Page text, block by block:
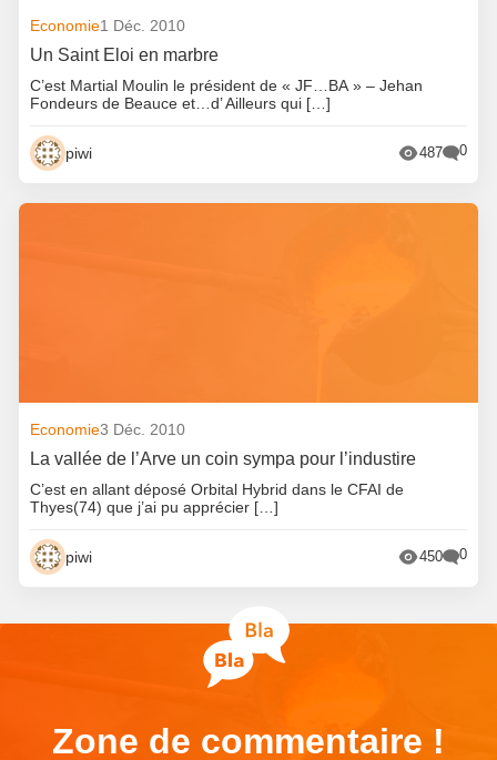
Economie1 Déc. 2010
Un Saint Eloi en marbre
C’est Martial Moulin le président de « JF…BA » – Jehan
Fondeurs de Beauce et…d’ Ailleurs qui […]
piwi 487 0
Economie3 Déc. 2010
La vallée de l’Arve un coin sympa pour l’industire
C’est en allant déposé Orbital Hybrid dans le CFAI de
Thyes(74) que j’ai pu apprécier […]
piwi 450 0
Zone de commentaire !